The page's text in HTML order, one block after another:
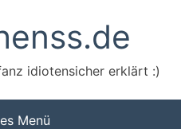
idiotensicher erklärt :)
Menü